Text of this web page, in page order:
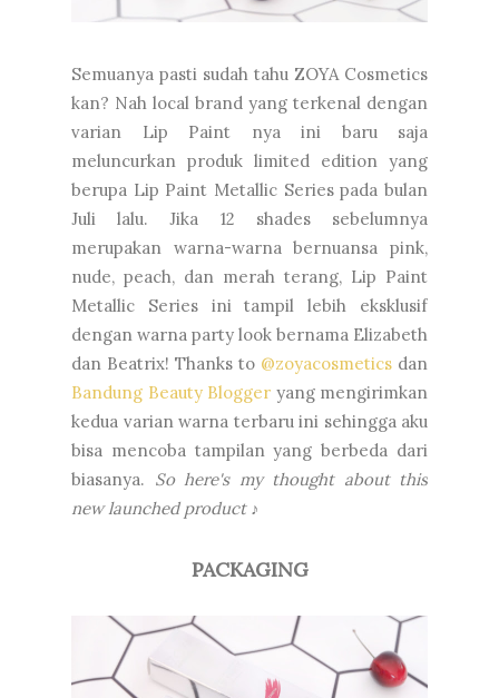
Semuanya pasti sudah tahu ZOYA Cosmetics
kan? Nah local brand yang terkenal dengan
varian Lip Paint nya ini baru saja
meluncurkan produk limited edition yang
berupa Lip Paint Metallic Series pada bulan
Juli lalu. Jika 12 shades sebelumnya
merupakan warna-warna bernuansa pink,
nude, peach, dan merah terang, Lip Paint
Metallic Series ini tampil lebih eksklusif
dengan warna party look bernama Elizabeth
dan Beatrix! Thanks to @zoyacosmetics dan
Bandung Beauty Blogger yang mengirimkan
kedua varian warna terbaru ini sehingga aku
bisa mencoba tampilan yang berbeda dari
biasanya. So here's my thought about this
new launched product ♪
PACKAGING